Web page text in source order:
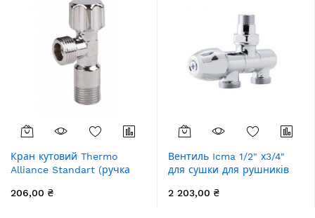
Кран кутовий Thermo
Alliance Standart (ручка
вент.буксою 1/2"З х 1/2"З
206,00 ₴
Вентиль Icma 1/2" х3/4"
для сушки для рушників
2 203,00 ₴